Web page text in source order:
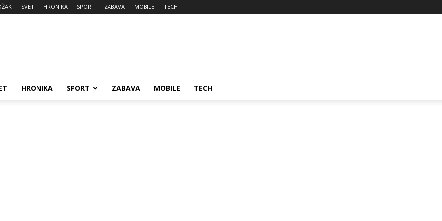
SVET HRONIKA SPORT ZABAVA MOBILE TECH
HRONIKA SPORT ZABAVA MOBILE TECH